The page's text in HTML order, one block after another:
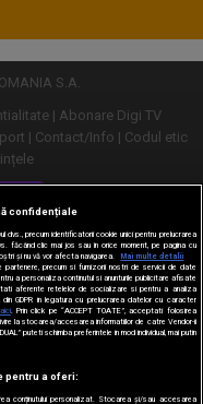
S.A.
Abonare Digi TV
Contact/Info
Codul etic
confidențiale
precum identificatorii cookie unici pentru prelucrarea
făcând clic mai jos sau în orice moment, pe pagina cu
și nu vă vor afecta navigarea.
Mai multe detalii
precum si furnizorii nostri de servicii de date
a personaliza continutul si anunturile publicitare afisate
aferente retelelor de socializare si pentru a analiza
GDPR in legatura cu prelucrarea datelor cu caracter
aici. Prin click pe “ACCEPT TOATE”, acceptati folosirea
la stocarea/accesarea informatiilor de catre Vendor-ii
puteti schimba preferintele in mod individual, mai putin
pentru a oferi:
conținutului personalizat. Stocarea și/sau accesarea